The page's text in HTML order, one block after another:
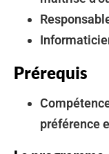
Prérequis
préférence